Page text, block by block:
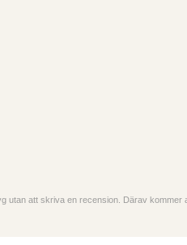
utan att skriva en recension. Därav kommer